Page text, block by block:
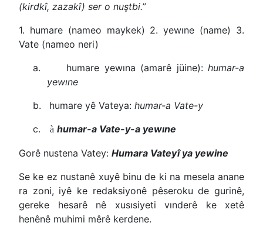
(kirdkî, zazakî) ser o nuştbi.”
1. humare (nameo maykek) 2. yewıne (name) 3.
Vate (nameo neri)
a.
humare yewına (amarê jüine): humar-a
yewıne
b.
humare yê Vateya: humar-a Vate-y
c.
à humar-a Vate-y-a yewıne
Gorê nustena Vatey: Humara Vateyî ya yewine
Se ke ez nustanê xuyê binu de ki na mesela anane
ra zoni, iyê ke redaksiyonê pêseroku de gurinê,
gereke hesarê nê xusısiyeti vınderê ke xetê
henênê muhimi mêrê kerdene.